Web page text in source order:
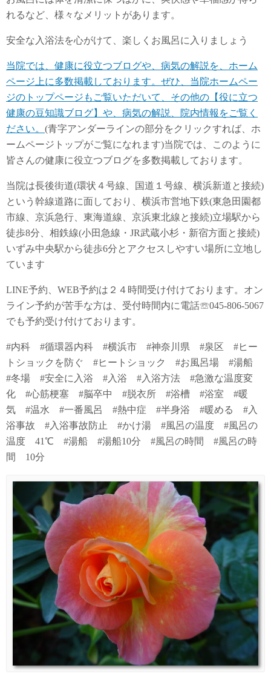
れるなど、様々なメリットがあります。
安全な入浴法を心がけて、楽しくお風呂に入りましょう
当院では、健康に役立つブログや、病気の解説を、ホーム
ページ上に多数掲載しております。ぜひ、当院ホームペー
ジのトップページもご覧いただいて、その他の【役に立つ
健康の豆知識ブログ】や、病気の解説、院内情報をご覧く
ださい。 (青字アンダーラインの部分をクリックすれば、ホ
ームページトップがご覧になれます)当院では、このように
皆さんの健康に役立つブログを多数掲載しております。
当院は長後街道(環状４号線、国道１号線、横浜新道と接続)
という幹線道路に面しており、横浜市営地下鉄(東急田園都
市線、京浜急行、東海道線、京浜東北線と接続)立場駅から
徒歩8分、相鉄線(小田急線・JR武蔵小杉・新宿方面と接続)
いずみ中央駅から徒歩6分とアクセスしやすい場所に立地し
ています
LINE予約、WEB予約は２４時間受け付けております。オン
ライン予約が苦手な方は、受付時間内に電話☏045-806-5067
でも予約受け付けております。
#内科 #循環器内科 #横浜市 #神奈川県 #泉区 #ヒー
トショックを防ぐ #ヒートショック #お風呂場 #湯船
#冬場 #安全に入浴 #入浴 #入浴方法 #急激な温度変
化 #心筋梗塞 #脳卒中 #脱衣所 #浴槽 #浴室 #暖
気 #温水 #一番風呂 #熱中症 #半身浴 #暖める #入
浴事故 #入浴事故防止 #かけ湯 #風呂の温度 #風呂の
温度 41℃ #湯船 #湯船10分 #風呂の時間 #風呂の時
間 10分